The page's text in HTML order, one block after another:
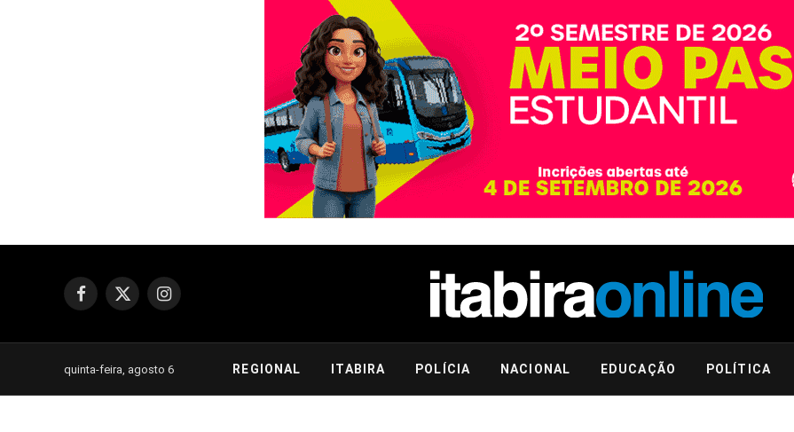
Facebook
X
Instagram
quinta-feira, agosto 6 REGIONAL ITABIRA POLÍCIA NACIONAL EDUCAÇÃO POLÍTICA